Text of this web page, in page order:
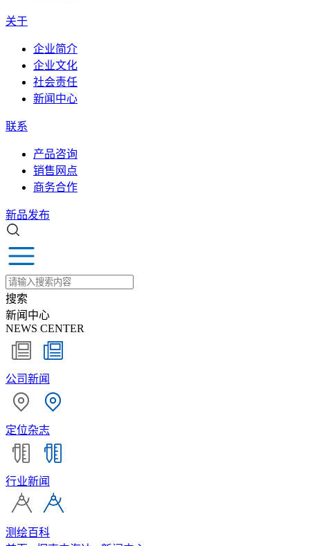
关于
企业简介
企业文化
社会责任
新闻中心
联系
产品咨询
销售网点
商务合作
新品发布
搜索
新闻中心
NEWS CENTER
公司新闻
定位杂志
行业新闻
测绘百科